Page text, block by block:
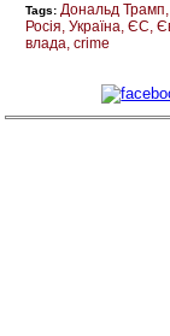
Tags: Дональд Трамп
Росія Україна ЄС
влада crime